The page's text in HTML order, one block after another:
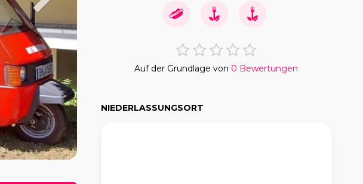
Auf der Grundlage von 0 Bewertungen
NIEDERLASSUNGSORT